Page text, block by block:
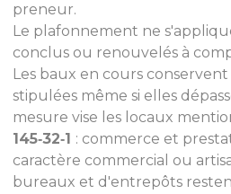
preneur.
Le plafonnement ne
conclus ou renouvelés à
Les baux en cours
stipulées même si elles
mesure vise les locaux
145‑32‑1 : commerce et
caractère commercial ou
bureaux et d'entrepôts